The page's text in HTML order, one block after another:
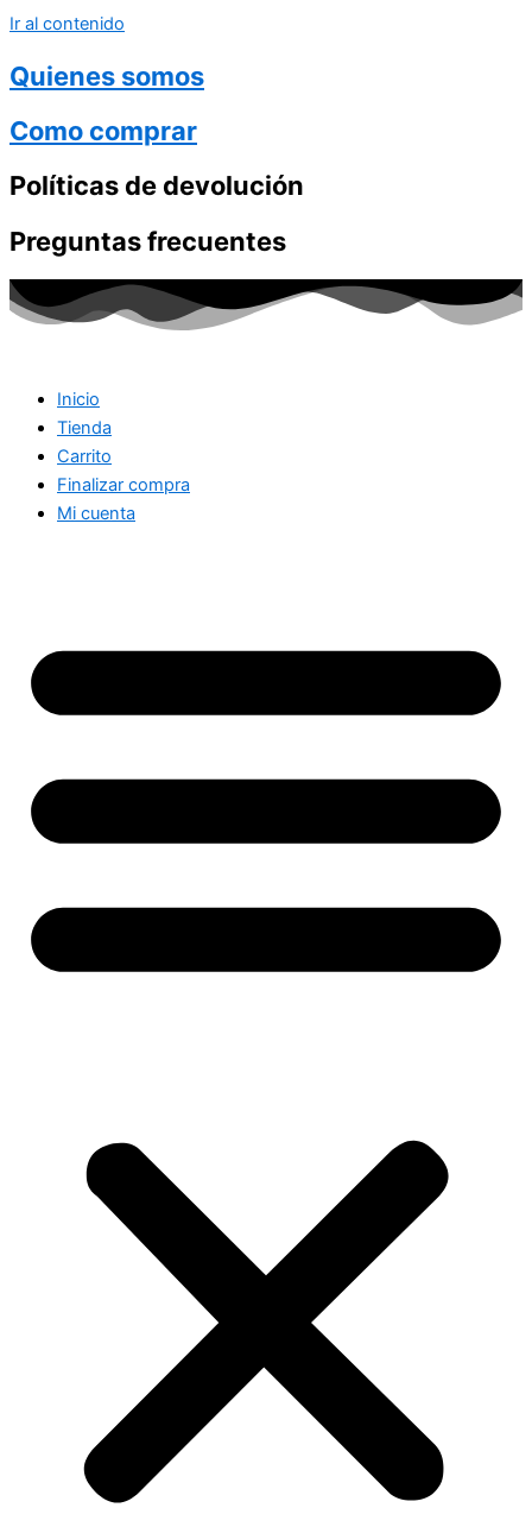
Ir al contenido
Quienes somos
Como comprar
Políticas de devolución
Preguntas frecuentes
Inicio
Tienda
Carrito
Finalizar compra
Mi cuenta